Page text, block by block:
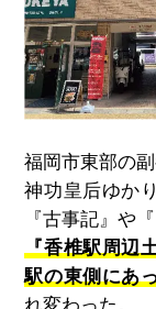
福岡市東部の
神功皇后ゆか
『古事記』や
『香椎駅周辺
駅の東側にあ
れ変わった。